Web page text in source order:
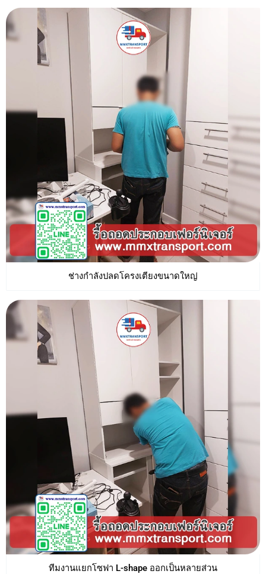
ช่างกำลังปลดโครงเตียงขนาดใหญ่
ทีมงานแยกโซฟา L-shape ออกเป็นหลายส่วน